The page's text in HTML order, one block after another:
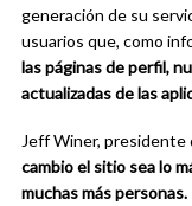
generación de su
usuarios que, como
las páginas de perfil,
actualizadas de las
Jeff Winer, presidente
cambio el sitio sea lo
muchas más personas.